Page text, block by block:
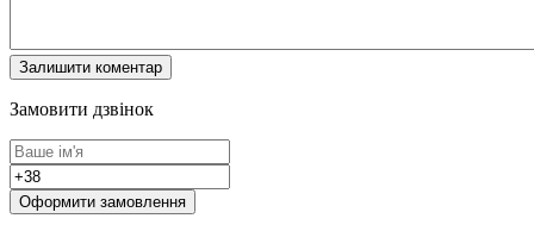
Замовити дзвінок
Оформити замовлення